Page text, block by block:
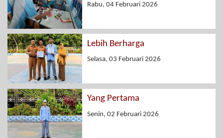
Rabu, 04 Februari 2026
Lebih Berharga
Selasa, 03 Februari 2026
Yang Pertama
Senin, 02 Februari 2026